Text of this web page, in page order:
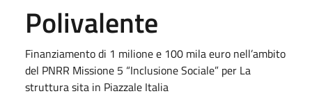
Polivalente
Finanziamento di 1 milione e 100 mila euro nell’ambito
del PNRR Missione 5 “Inclusione Sociale” per La
struttura sita in Piazzale Italia